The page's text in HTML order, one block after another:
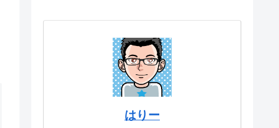
はりー